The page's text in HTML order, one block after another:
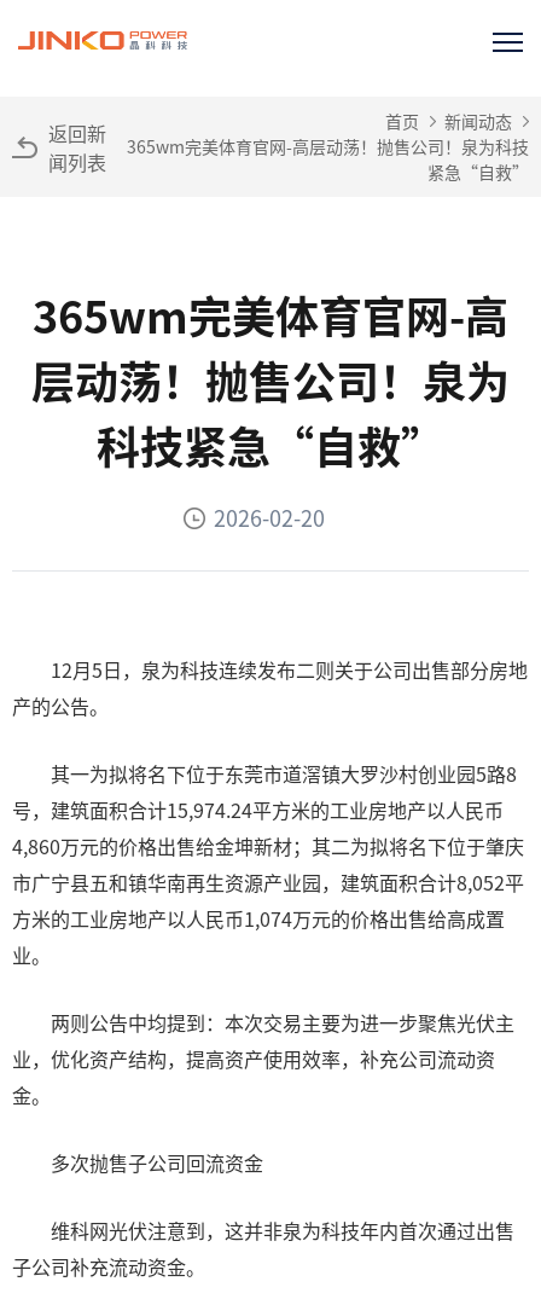
返回新
闻列表
首页
新闻动态
365wm完美体育官网-高层动荡！抛售公司！泉为科技
紧急“自救”
365wm完美体育官网-高
层动荡！抛售公司！泉为
科技紧急“自救”
2026-02-20
12月5日，泉为科技连续发布二则关于公司出售部分房地
产的公告。
其一为拟将名下位于东莞市道滘镇大罗沙村创业园5路8
号，建筑面积合计15,974.24平方米的工业房地产以人民币
4,860万元的价格出售给金坤新材；其二为拟将名下位于肇庆
市广宁县五和镇华南再生资源产业园，建筑面积合计8,052平
方米的工业房地产以人民币1,074万元的价格出售给高成置
业。
两则公告中均提到：本次交易主要为进一步聚焦光伏主
业，优化资产结构，提高资产使用效率，补充公司流动资
金。
多次抛售子公司回流资金
维科网光伏注意到，这并非泉为科技年内首次通过出售
子公司补充流动资金。